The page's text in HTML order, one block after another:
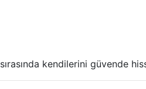
kendilerini güvende